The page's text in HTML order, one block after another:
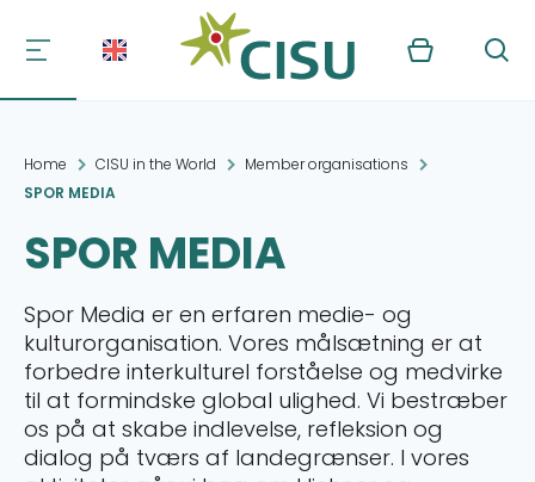
Kurv Søg
Home CISU in the World
Member organisations
SPOR MEDIA
SPOR MEDIA
Spor Media er en erfaren medie- og
kulturorganisation. Vores målsætning er at
forbedre interkulturel forståelse og medvirke
til at formindske global ulighed. Vi bestræber
os på at skabe indlevelse, refleksion og
dialog på tværs af landegrænser. I vores